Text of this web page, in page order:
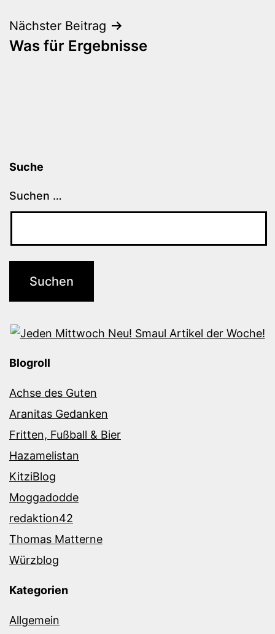
Nächster Beitrag
Was für Ergebnisse
Suche
Suchen …
Blogroll
Achse des Guten
Aranitas Gedanken
Fritten, Fußball & Bier
Hazamelistan
KitziBlog
Moggadodde
redaktion42
Thomas Matterne
Würzblog
Kategorien
Allgemein